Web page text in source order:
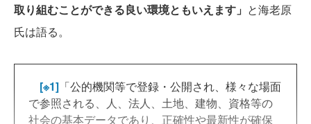
取り組むことができる良い環境ともいえます」 と海老原
氏は語る。
[※1] 「公的機関等で登録・公開され、様々な場面
で参照される、人、法人、土地、建物、資格等の
社会の基本データであり、正確性や最新性が確保